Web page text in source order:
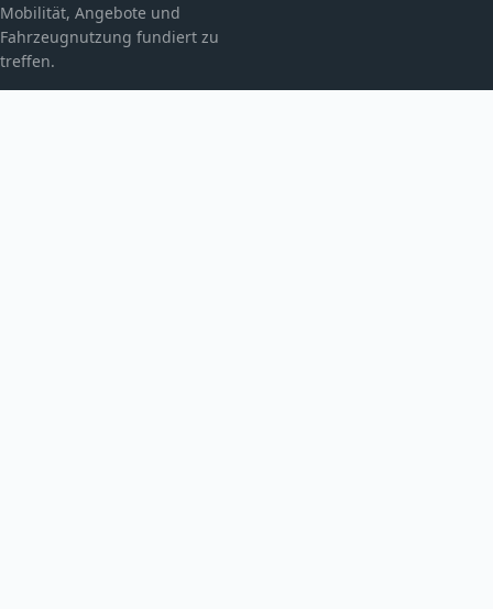
Mobilität, Angebote und
Fahrzeugnutzung fundiert zu
treffen.